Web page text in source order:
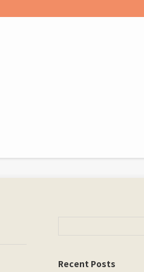
Recent Posts